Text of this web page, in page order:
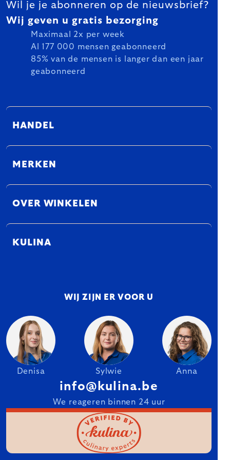
Wil je je abonneren op de nieuwsbrief?
Wij geven u gratis bezorging
Maximaal 2x per week
Al 177 000 mensen geabonneerd
85% van de mensen is langer dan een jaar
geabonneerd
HANDEL
MERKEN
OVER WINKELEN
KULINA
WIJ ZIJN ER VOOR U
Denisa Sylwie Anna
info@kulina.be
We reageren binnen 24 uur